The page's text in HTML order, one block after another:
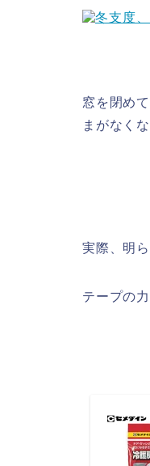
窓を閉め
まがなく
実際、明
テープの